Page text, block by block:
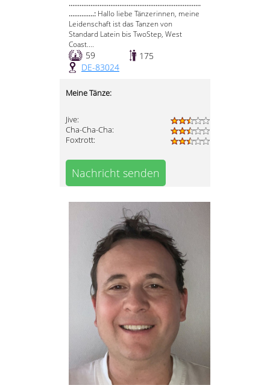
.........................................................................
..............: Hallo liebe Tänzerinnen, meine
Leidenschaft ist das Tanzen von
Standard Latein bis TwoStep, West
Coast....
59
175
DE-83024
Meine Tänze:
Jive:
Cha-Cha-Cha:
Foxtrott:
Nachricht senden